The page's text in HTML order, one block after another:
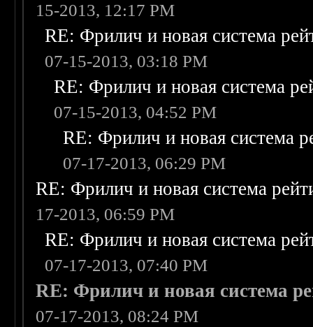
15-2013, 12:17 PM
RE: Фрилич и новая система
07-15-2013, 03:18 PM
RE: Фрилич и новая система
07-15-2013, 04:52 PM
RE: Фрилич и новая система
07-17-2013, 06:29 PM
RE: Фрилич и новая система
17-2013, 06:59 PM
RE: Фрилич и новая система
07-17-2013, 07:40 PM
RE: Фрилич и новая система
07-17-2013, 08:24 PM